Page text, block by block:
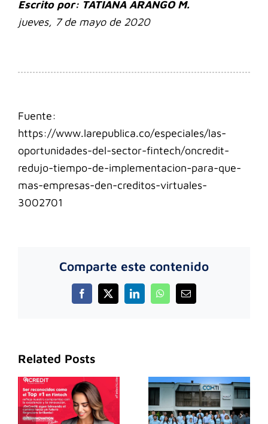
Escrito por: TATIANA ARANGO M.
jueves, 7 de mayo de 2020
Fuente:
https://www.larepublica.co/especiales/las-
oportunidades-del-sector-fintech/oncredit-
redujo-tiempo-de-implementacion-para-que-
mas-empresas-den-creditos-virtuales-
3002701
Comparte este contenido
Facebook
X LinkedInWhatsApp
Email
Related Posts